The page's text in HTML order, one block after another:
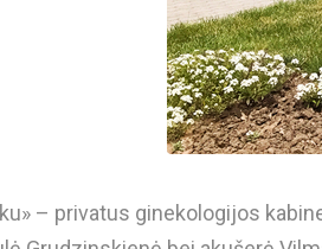
– privatus ginekologijos